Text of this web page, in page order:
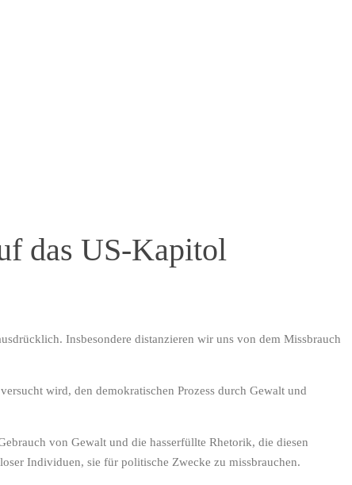
das US-Kapitol
Insbesondere distanzieren wir uns von dem Missbrauch
wird, den demokratischen Prozess durch Gewalt und
von Gewalt und die hasserfüllte Rhetorik, die diesen
Individuen, sie für politische Zwecke zu missbrauchen.